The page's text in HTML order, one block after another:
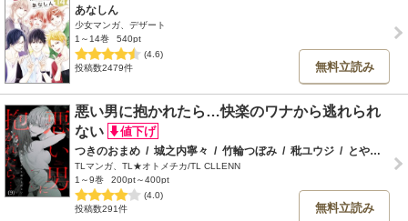
あなしん
少女マンガ、デザート
1～14巻
540pt
(4.6)
投稿数2479件
無料立読み
悪い男に抱かれたら…快楽のワナから逃れられ
ない
つきのおまめ / 城之内寧々 / 竹輪つぼみ / 秕ユウジ / とやま十成
TLマンガ、TL★オトメチカ/TL CLLENN
1～9巻
200pt～400pt
(4.0)
投稿数291件
無料立読み